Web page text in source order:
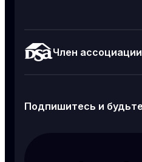
Член ассоциации
Подпишитесь и